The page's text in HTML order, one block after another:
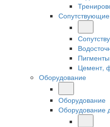
Пигменты
Цемент,
Оборудование
Оборудование
Оборудование